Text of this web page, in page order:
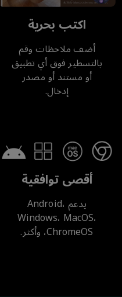
اكتب بحرية
أضف ملاحظات وقم
بالتسطير فوق أي تطبيق
أو مستند أو مصدر
إدخال.
أقصى توافقية
يدعم Android،
Windows، MacOS،
ChromeOS، وأكثر.